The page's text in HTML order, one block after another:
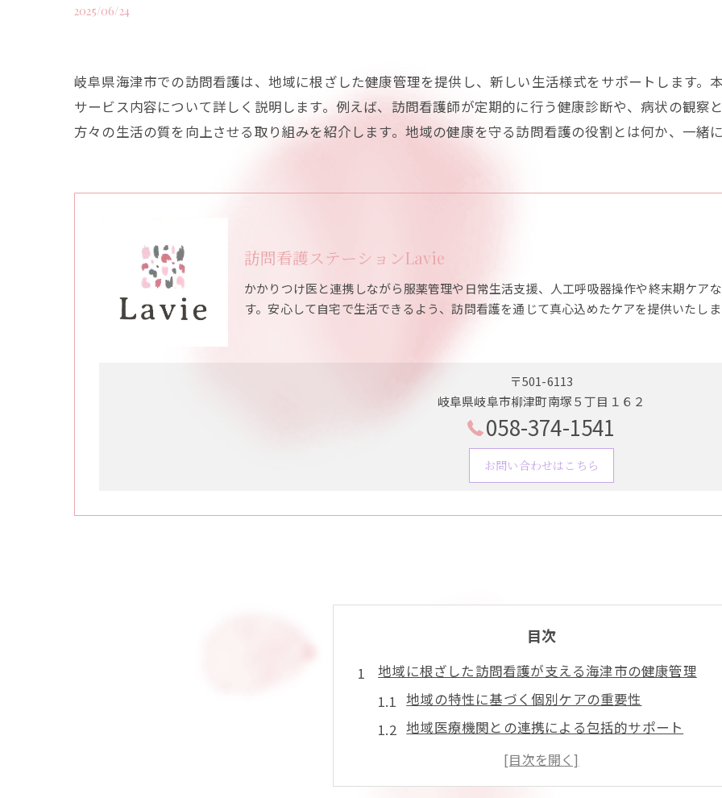
2025/06/24
岐阜県海津市での訪問看護は、地域に根ざした健康管理を提供し、新しい生活様式をサポートします。
サービス内容について詳しく説明します。例えば、訪問看護師が定期的に行う健康診断や、病状の観察
方々の生活の質を向上させる取り組みを紹介します。地域の健康を守る訪問看護の役割とは何か、一緒
訪問看護ステーションLavie
かかりつけ医と連携しながら服薬管理や日常生活支援、人工呼吸器操作や終末期ケア
す。安心して自宅で生活できるよう、訪問看護を通じて真心込めたケアを提供いたし
〒501-6113
岐阜県岐阜市柳津町南塚５丁目１６２
058-374-1541
お問い合わせはこちら
目次
地域に根ざした訪問看護が支える海津市の健康管理
地域の特性に基づく個別ケアの重要性
地域医療機関との連携による包括的サポート
訪問看護がもたらす地域社会への貢献
住民参加型の健康イベントと訪問看護師の役割